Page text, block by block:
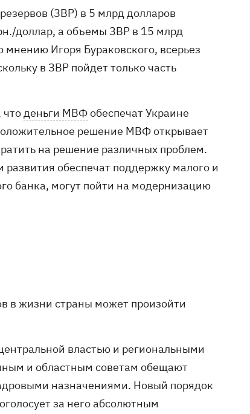
(ЗВР) в 5 млрд долларов
доллар, а объемы ЗВР в 15 млрд
Игоря Бураковского, всерьез
в ЗВР пойдет только часть
чтоденьги МВФобеспечат Украине
решение МВФ открывает
на решение различных проблем.
обеспечат поддержку малого и
банка, могут пойти на модернизацию
в жизни страны может произойти
властью и региональными
и областным советам обещают
назначениями. Новый порядок
за него абсолютным